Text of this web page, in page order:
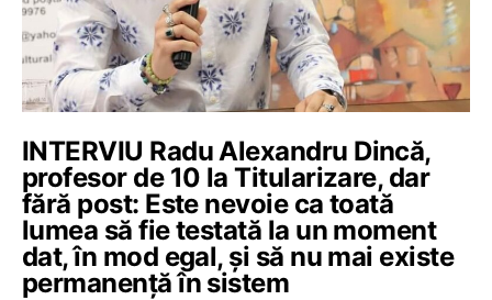
INTERVIU Radu Alexandru Dincă,
profesor de 10 la Titularizare, dar
fără post: Este nevoie ca toată
lumea să fie testată la un moment
dat, în mod egal, și să nu mai existe
permanență în sistem